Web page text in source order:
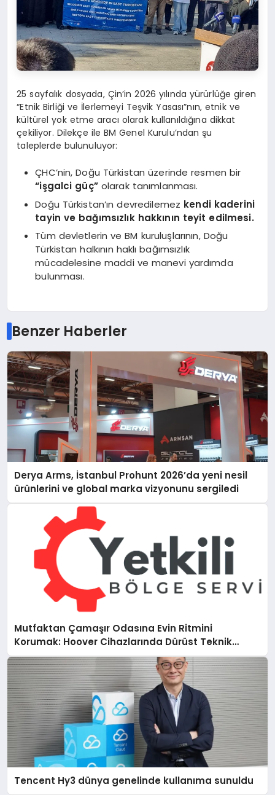
25 sayfalık dosyada, Çin’in 2026 yılında yürürlüğe giren
“Etnik Birliği ve İlerlemeyi Teşvik Yasası”nın, etnik ve
kültürel yok etme aracı olarak kullanıldığına dikkat
çekiliyor. Dilekçe ile BM Genel Kurulu’ndan şu
taleplerde bulunuluyor:
ÇHC’nin, Doğu Türkistan üzerinde resmen bir
“işgalci güç”olarak tanımlanması.
Doğu Türkistan’ın devredilemez kendi kaderini
tayin ve bağımsızlık hakkının teyit edilmesi.
Tüm devletlerin ve BM kuruluşlarının, Doğu
Türkistan halkının haklı bağımsızlık
mücadelesine maddi ve manevi yardımda
bulunması.
Benzer Haberler
Derya Arms, İstanbul Prohunt 2026’da yeni nesil
ürünlerini ve global marka vizyonunu sergiledi
Mutfaktan Çamaşır Odasına Evin Ritmini
Korumak: Hoover Cihazlarında Dürüst Teknik
Destek Deneyimi
Tencent Hy3 dünya genelinde kullanıma sunuldu